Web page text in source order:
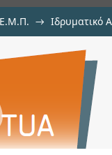
Ε.Μ.Π. → Ιδρυματικό
ΚΑΙ